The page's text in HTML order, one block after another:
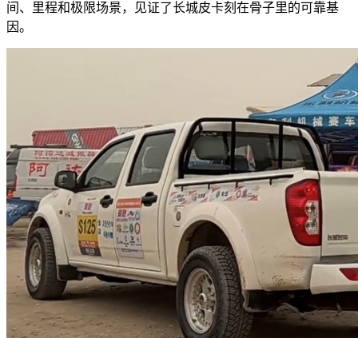
间、里程和极限场景，见证了长城皮卡刻在骨子里的可靠基
因。